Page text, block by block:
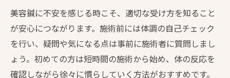
美容鍼に不安を感じる時こそ、適切な受け方を知ること
が安心につながります。施術前には体調の自己チェック
を行い、疑問や気になる点は事前に施術者に質問しまし
ょう。初めての方は短時間の施術から始め、体の反応を
確認しながら徐々に慣らしていく方法がおすすめです。